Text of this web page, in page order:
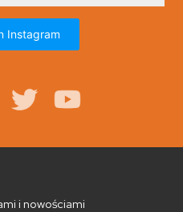
Instagram
i nowościami